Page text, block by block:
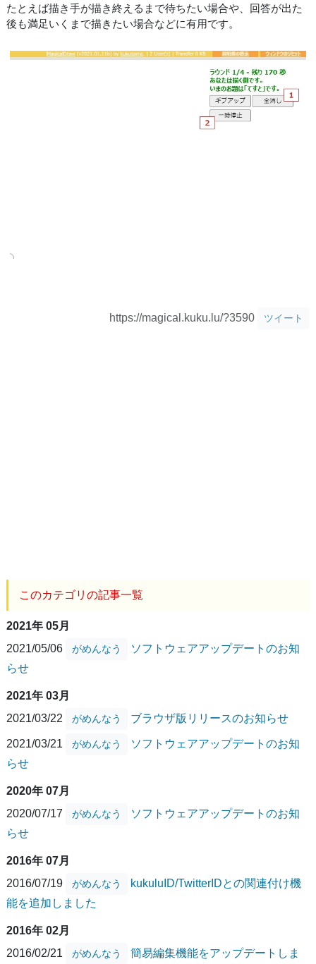
たとえば描き手が描き終えるまで待ちたい場合や、回答が出た
後も満足いくまで描きたい場合などに有用です。
https://magical.kuku.lu/?3590 ツイート
このカテゴリの記事一覧
2021年 05月
2021/05/06
がめんなう
ソフトウェアアップデートのお知
らせ
2021年 03月
2021/03/22
がめんなう ブラウザ版リリースのお知らせ
2021/03/21 がめんなう
ソフトウェアアップデートのお知
らせ
2020年 07月
2020/07/17
がめんなう
ソフトウェアアップデートのお知
らせ
2016年 07月
2016/07/19
がめんなう
kukuluID/TwitterIDとの関連付け機
能を追加しました
2016年 02月
2016/02/21
がめんなう 簡易編集機能をアップデートしま